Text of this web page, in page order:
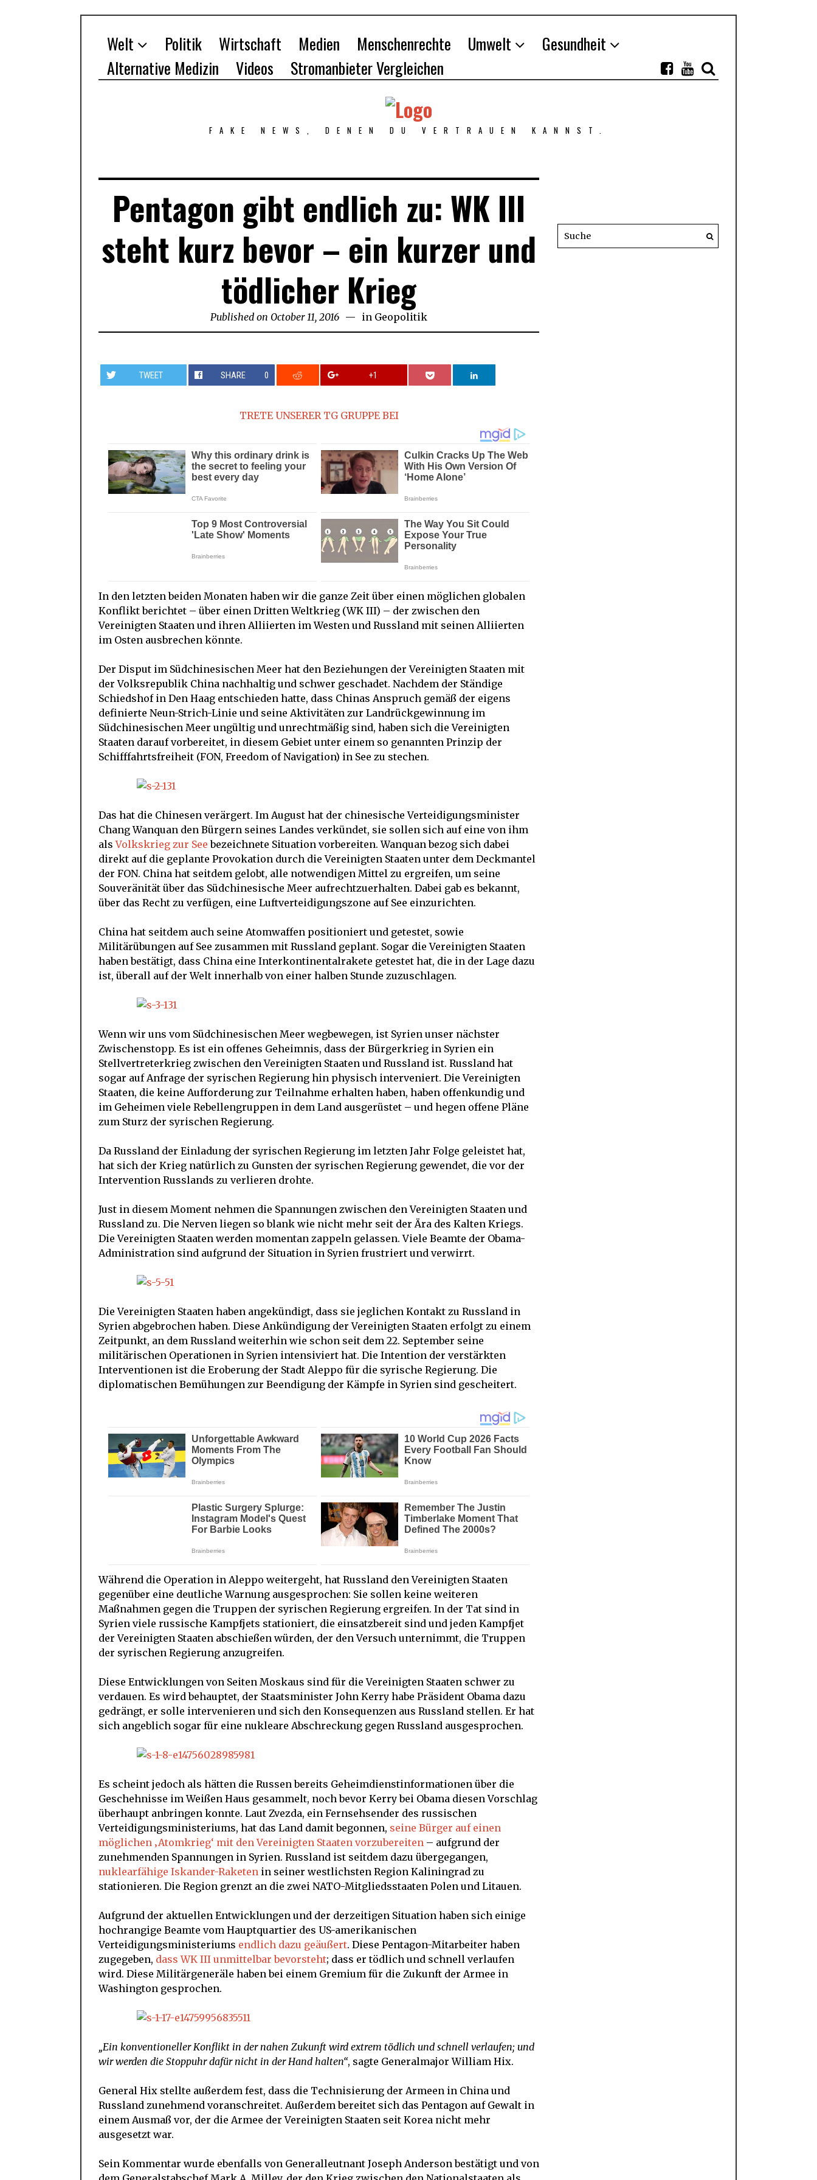
Welt Politik Wirtschaft Medien Menschenrechte Umwelt
Gesundheit
Alternative Medizin
Videos Stromanbieter Vergleichen
FAKE NEWS, DENEN DU VERTRAUEN KANNST.
Pentagon gibt endlich zu: WK III
steht kurz bevor – ein kurzer und
tödlicher Krieg
Published on October 11, 2016 October
11,
in Geopolitik
TWEET SHARE 0 +1
TRETE UNSERER TG GRUPPE BEI
In den letzten beiden Monaten haben wir die ganze Zeit über einen möglichen globalen
Konflikt berichtet – über einen Dritten Weltkrieg (WK III) – der zwischen den
Vereinigten Staaten und ihren Alliierten im Westen und Russland mit seinen Alliierten
im Osten ausbrechen könnte.
Der Disput im Südchinesischen Meer hat den Beziehungen der Vereinigten Staaten mit
der Volksrepublik China nachhaltig und schwer geschadet. Nachdem der Ständige
Schiedshof in Den Haag entschieden hatte, dass Chinas Anspruch gemäß der eigens
definierte Neun-Strich-Linie und seine Aktivitäten zur Landrückgewinnung im
Südchinesischen Meer ungültig und unrechtmäßig sind, haben sich die Vereinigten
Staaten darauf vorbereitet, in diesem Gebiet unter einem so genannten Prinzip der
Schifffahrtsfreiheit (FON, Freedom of Navigation) in See zu stechen.
Das hat die Chinesen verärgert. Im August hat der chinesische Verteidigungsminister
Chang Wanquan den Bürgern seines Landes verkündet, sie sollen sich auf eine von ihm
alsVolkskrieg zur See bezeichnete Situation vorbereiten. Wanquan bezog sich dabei
direkt auf die geplante Provokation durch die Vereinigten Staaten unter dem Deckmantel
der FON. China hat seitdem gelobt, alle notwendigen Mittel zu ergreifen, um seine
Souveränität über das Südchinesische Meer aufrechtzuerhalten. Dabei gab es bekannt,
über das Recht zu verfügen, eine Luftverteidigungszone auf See einzurichten.
China hat seitdem auch seine Atomwaffen positioniert und getestet, sowie
Militärübungen auf See zusammen mit Russland geplant. Sogar die Vereinigten Staaten
haben bestätigt, dass China eine Interkontinentalrakete getestet hat, die in der Lage dazu
ist, überall auf der Welt innerhalb von einer halben Stunde zuzuschlagen.
Wenn wir uns vom Südchinesischen Meer wegbewegen, ist Syrien unser nächster
Zwischenstopp. Es ist ein offenes Geheimnis, dass der Bürgerkrieg in Syrien ein
Stellvertreterkrieg zwischen den Vereinigten Staaten und Russland ist. Russland hat
sogar auf Anfrage der syrischen Regierung hin physisch interveniert. Die Vereinigten
Staaten, die keine Aufforderung zur Teilnahme erhalten haben, haben offenkundig und
im Geheimen viele Rebellengruppen in dem Land ausgerüstet – und hegen offene Pläne
zum Sturz der syrischen Regierung.
Da Russland der Einladung der syrischen Regierung im letzten Jahr Folge geleistet hat,
hat sich der Krieg natürlich zu Gunsten der syrischen Regierung gewendet, die vor der
Intervention Russlands zu verlieren drohte.
Just in diesem Moment nehmen die Spannungen zwischen den Vereinigten Staaten und
Russland zu. Die Nerven liegen so blank wie nicht mehr seit der Ära des Kalten Kriegs.
Die Vereinigten Staaten werden momentan zappeln gelassen. Viele Beamte der Obama-
Administration sind aufgrund der Situation in Syrien frustriert und verwirrt.
Die Vereinigten Staaten haben angekündigt, dass sie jeglichen Kontakt zu Russland in
Syrien abgebrochen haben. Diese Ankündigung der Vereinigten Staaten erfolgt zu einem
Zeitpunkt, an dem Russland weiterhin wie schon seit dem 22. September seine
militärischen Operationen in Syrien intensiviert hat. Die Intention der verstärkten
Interventionen ist die Eroberung der Stadt Aleppo für die syrische Regierung. Die
diplomatischen Bemühungen zur Beendigung der Kämpfe in Syrien sind gescheitert.
Während die Operation in Aleppo weitergeht, hat Russland den Vereinigten Staaten
gegenüber eine deutliche Warnung ausgesprochen: Sie sollen keine weiteren
Maßnahmen gegen die Truppen der syrischen Regierung ergreifen. In der Tat sind in
Syrien viele russische Kampfjets stationiert, die einsatzbereit sind und jeden Kampfjet
der Vereinigten Staaten abschießen würden, der den Versuch unternimmt, die Truppen
der syrischen Regierung anzugreifen.
Diese Entwicklungen von Seiten Moskaus sind für die Vereinigten Staaten schwer zu
verdauen. Es wird behauptet, der Staatsminister John Kerry habe Präsident Obama dazu
gedrängt, er solle intervenieren und sich den Konsequenzen aus Russland stellen. Er hat
sich angeblich sogar für eine nukleare Abschreckung gegen Russland ausgesprochen.
Es scheint jedoch als hätten die Russen bereits Geheimdienstinformationen über die
Geschehnisse im Weißen Haus gesammelt, noch bevor Kerry bei Obama diesen Vorschlag
überhaupt anbringen konnte. Laut Zvezda, ein Fernsehsender des russischen
Verteidigungsministeriums, hat das Land damit begonnen, seine Bürger auf einen
möglichen ‚Atomkrieg‘ mit den Vereinigten Staaten vorzubereiten – aufgrund der
zunehmenden Spannungen in Syrien. Russland ist seitdem dazu übergegangen,
nuklearfähige Iskander-Raketen in seiner westlichsten Region Kaliningrad zu
stationieren. Die Region grenzt an die zwei NATO-Mitgliedsstaaten Polen und Litauen.
Aufgrund der aktuellen Entwicklungen und der derzeitigen Situation haben sich einige
hochrangige Beamte vom Hauptquartier des US-amerikanischen
Verteidigungsministeriums endlich dazu geäußert. Diese Pentagon-Mitarbeiter haben
zugegeben, dass WK III unmittelbar bevorsteht; dass er tödlich und schnell verlaufen
wird. Diese Militärgeneräle haben bei einem Gremium für die Zukunft der Armee in
Washington gesprochen.
„Ein konventioneller Konflikt in der nahen Zukunft wird extrem tödlich und schnell verlaufen; und
wir werden die Stoppuhr dafür nicht in der Hand halten“, sagte Generalmajor William Hix.
General Hix stellte außerdem fest, dass die Technisierung der Armeen in China und
Russland zunehmend voranschreitet. Außerdem bereitet sich das Pentagon auf Gewalt in
einem Ausmaß vor, der die Armee der Vereinigten Staaten seit Korea nicht mehr
ausgesetzt war.
Sein Kommentar wurde ebenfalls von Generalleutnant Joseph Anderson bestätigt und von